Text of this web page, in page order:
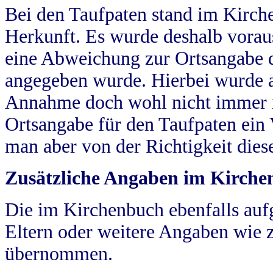
Bei den Taufpaten stand im
Herkunft. Es wurde deshalb
eine Abweichung zur
angegeben wurde. Hierbei wurde
Annahme doch wohl nicht
Ortsangabe für den Taufpaten
man aber von der Richtigkeit
Zusätzliche Angaben im
Die im Kirchenbuch ebenfalls
Eltern oder weitere Angaben wie
übernommen.